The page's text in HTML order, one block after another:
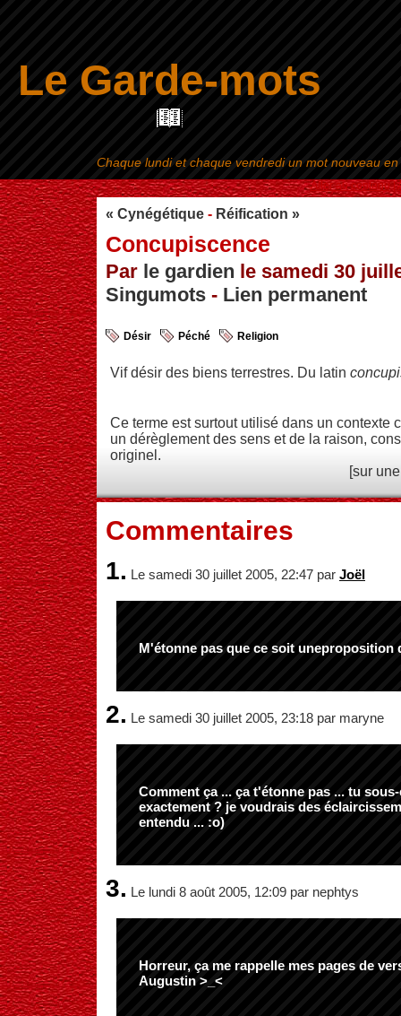
Le Garde-mots
Aller au contenu|
« Cynégétique - Réification »
Concupiscence
Par le gardien le samedi 30
Singumots - Lien permanent
Désir Péché Religion
Vif désir des biens terrestres. Du latin
Ce terme est surtout utilisé dans un contexte
un dérèglement des sens et de la raison,
originel.
[sur
Commentaires
1. Le samedi 30 juillet 2005, 22:47 par Joël
M'étonne pas que ce soit uneproposition
2. Le samedi 30 juillet 2005, 23:18 par maryne
Comment ça ... ça t'étonne pas ... tu
exactement ? je voudrais des
entendu ... :o)
3. Le lundi 8 août 2005, 12:09 par nephtys
Horreur, ça me rappelle mes pages de
Augustin >_<
Chaque lundi et chaque vendredi un mot nouveau